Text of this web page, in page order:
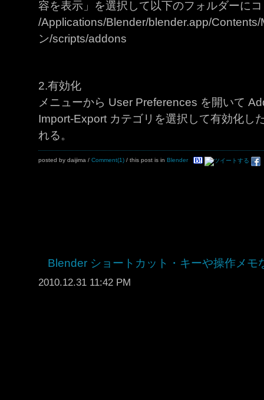
容を表示」を選択して以下のフォルダーに
/Applications/Blender/blender.app/
ン/scripts/addons
2.有効化
メニューから User Preferences を開いて
Import-Export カテゴリを選択して有効化し
れる。
posted by daijima / Comment(1) / this post is in Blender
Blender ショートカット・キーや操作メモ
2010.12.31 11:42 PM